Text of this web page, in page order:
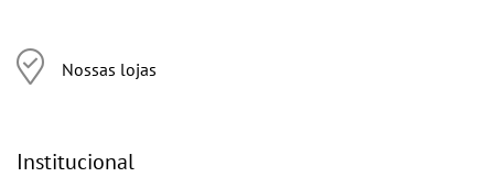
Nossas lojas
Institucional